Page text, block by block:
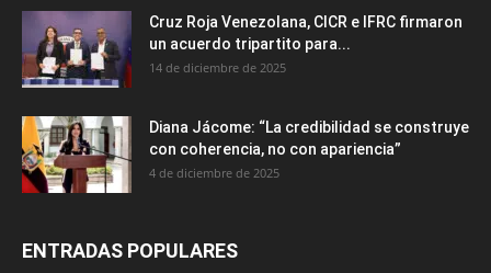
Cruz Roja Venezolana, CICR e IFRC firmaron
un acuerdo tripartito para...
14 de diciembre de 2025
Diana Jácome: “La credibilidad se construye
con coherencia, no con apariencia”
4 de diciembre de 2025
ENTRADAS POPULARES